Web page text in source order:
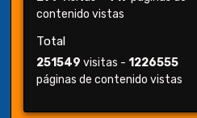
contenido vistas
Total
251549 visitas -1226555
páginas de contenido vistas